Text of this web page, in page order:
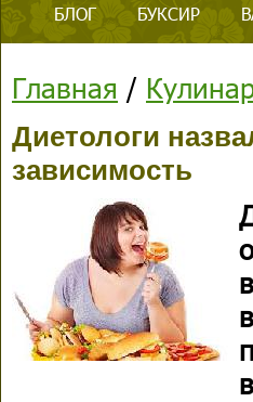
БЛОГ БУКСИР
Главная /
Диетологи
зависимость